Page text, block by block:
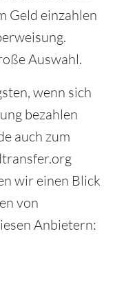
Geld einzahlen
Auswahl.
wenn sich
bezahlen
auch zum
wir einen Blick
von
Anbietern: